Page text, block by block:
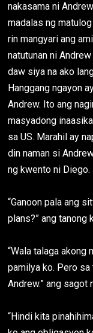
nakasama ni
madalas ng
rin mangyari ang
natutunan ni
daw siya na ako
Hanggang ngayon
Andrew. Ito ang
masyadong
sa US. Marahil ay
din naman si
ng kwento ni Diego.
“Ganoon pala ang
plans?” ang tanong
“Wala talaga
pamilya ko. Pero
Andrew.” ang sagot
“Hindi kita